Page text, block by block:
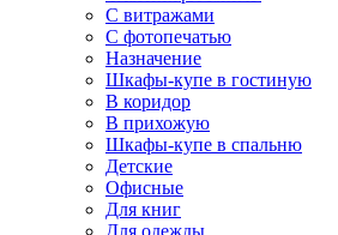
С витражами
С фотопечатью
Назначение
Шкафы-купе в гостиную
В коридор
В прихожую
Шкафы-купе в спальню
Детские
Офисные
Для книг
Для одежды